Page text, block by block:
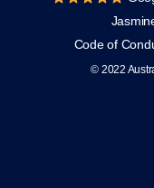
Code of
© 2022